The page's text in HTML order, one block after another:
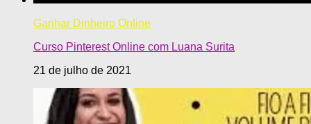
Ganhar Dinheiro Online
Curso Pinterest Online com Luana Surita
21 de julho de 2021